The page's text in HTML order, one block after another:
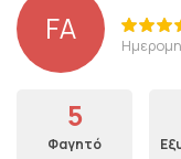
FA
5
Φαγητό